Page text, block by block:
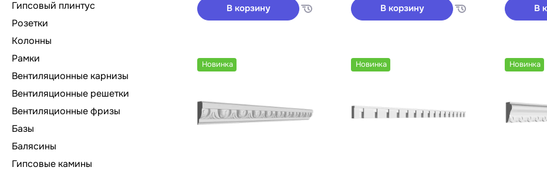
В корзину В корзину В
Новинка Новинка Новинка
Гипсовый плинтус
Розетки
Колонны
Рамки
Вентиляционные карнизы
Вентиляционные решетки
Вентиляционные фризы
Базы
Балясины
Гипсовые камины